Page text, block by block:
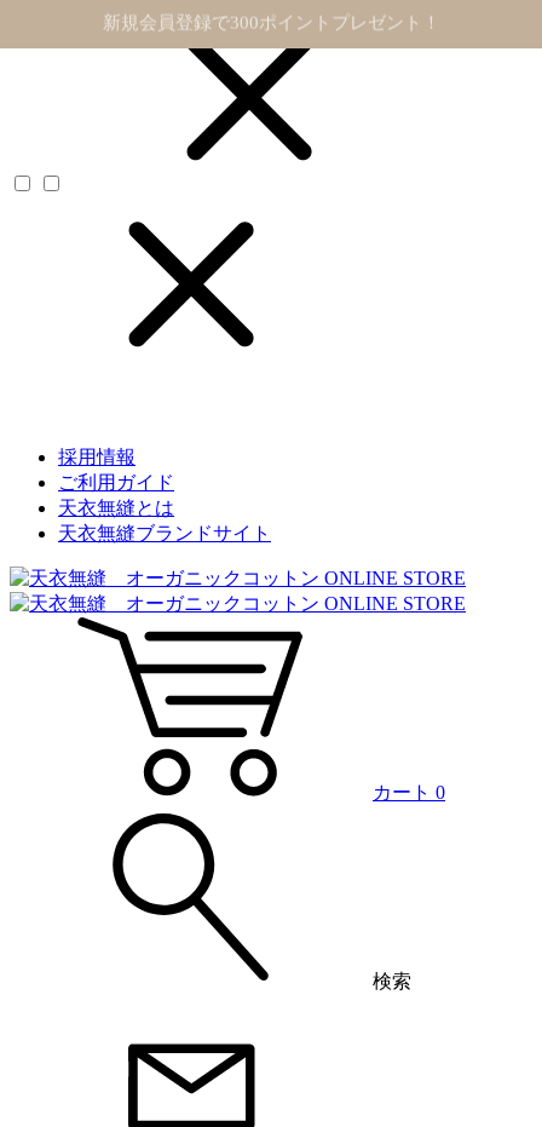
11,000円以上で送料無料
採用情報
ご利用ガイド
天衣無縫とは
天衣無縫ブランドサイト
カート 0
検索